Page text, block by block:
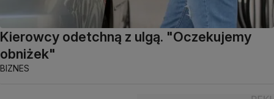
Kierowcy odetchną z ulgą. "Oczekujemy
obniżek"
BIZNES